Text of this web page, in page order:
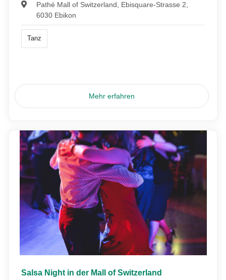
Pathé Mall of Switzerland, Ebisquare-Strasse 2,
6030 Ebikon
Tanz
Mehr erfahren
Salsa Night in der Mall of Switzerland